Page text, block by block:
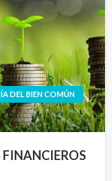
DEL BIEN COMÚN
FINANCIEROS